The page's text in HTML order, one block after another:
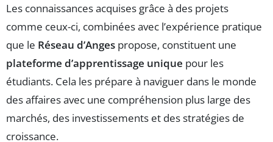
Les connaissances acquises grâce à des projets
comme ceux-ci, combinées avec l’expérience pratique
que le Réseau d’Anges propose, constituent une
plateforme d’apprentissage unique pour les
étudiants. Cela les prépare à naviguer dans le monde
des affaires avec une compréhension plus large des
marchés, des investissements et des stratégies de
croissance.